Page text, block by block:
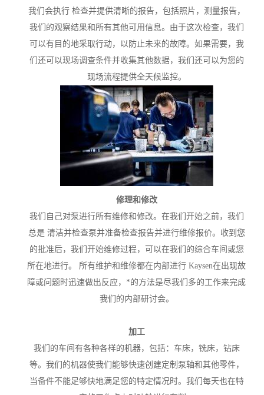
我们会执行 检查并提供清晰的报告，包括照片，测量报告，
我们的观察结果和所有其他可用信息。由于这次检查，我们
可以有目的地采取行动，以防止未来的故障。如果需要，我
们还可以现场调查条件并收集其他数据，我们还可以为您的
现场流程提供全天候监控。
修理和修改
我们自己对泵进行所有维修和修改。在我们开始之前，我们
总是 清洁并检查泵并准备检查报告并进行维修报价。收到您
的批准后，我们开始维修过程，可以在我们的综合车间或您
所在地进行。 所有维护和维修都在内部进行 Kaysen在出现故
障或问题时迅速做出反应，*的方法是尽我们多的工作来完成
我们的内部研讨会。
加工
我们的车间有各种各样的机器，包括：车床，铣床，钻床
等。我们的机器使我们能够快速创建定制泵轴和其他零件，
当备件不能足够快地满足您的特定情况时。我们每天也在特